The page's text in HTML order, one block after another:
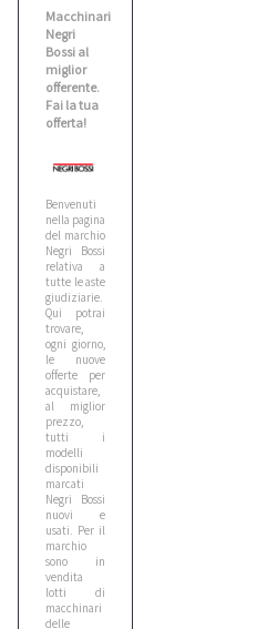
Bianco
Biesse
Bitelli
10
Bmw
5
Bobcat
1
Bomag
3
6
Macchinari
Negri
Bossi al
miglior
offerente.
Fai la tua
offerta!
Benvenuti
nella pagina
del marchio
Negri Bossi
relativa a
tutte le aste
giudiziarie.
Qui potrai
trovare,
ogni giorno,
le nuove
offerte per
acquistare,
al miglior
prezzo,
tutti i
modelli
disponibili
marcati
Negri Bossi
nuovi e
usati. Per il
marchio
sono in
vendita
lotti di
macchinari
delle